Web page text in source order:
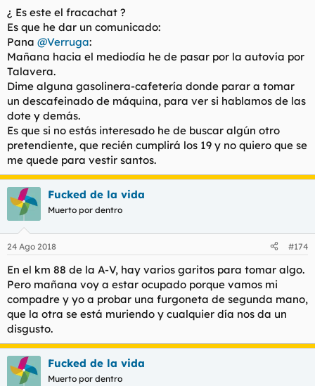
¿ Es este el fracachat ?
Es que he dar un comunicado:
Pana @Verruga:
Mañana hacia el mediodía he de pasar por la autovía por
Talavera.
Dime alguna gasolinera-cafetería donde parar a tomar
un descafeinado de máquina, para ver si hablamos de las
dote y demás.
Es que si no estás interesado he de buscar algún otro
pretendiente, que recién cumplirá los 19 y no quiero que se
me quede para vestir santos.
Fucked de la vida
Muerto por dentro
24 Ago 2018 #174
En el km 88 de la A-V, hay varios garitos para tomar algo.
Pero mañana voy a estar ocupado porque vamos mi
compadre y yo a probar una furgoneta de segunda mano,
que la otra se está muriendo y cualquier día nos da un
disgusto.
Fucked de la vida
Muerto por dentro